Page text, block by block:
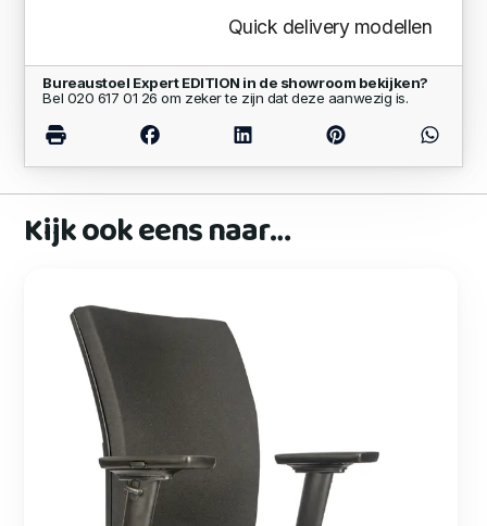
Quick delivery modellen
Bureaustoel Expert EDITION in de showroom bekijken?
Bel 020 617 01 26 om zeker te zijn dat deze aanwezig is.
Kijk ook eens naar…